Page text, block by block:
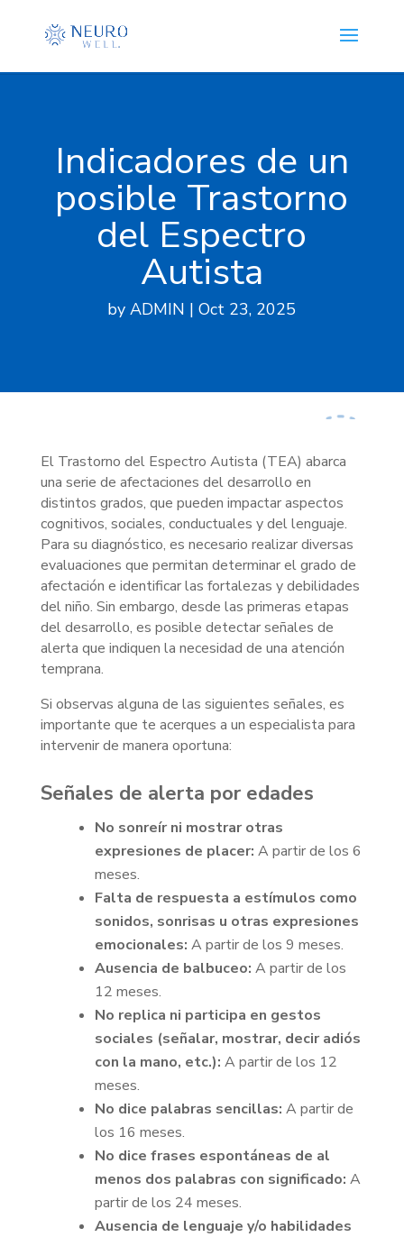
Indicadores de un
posible Trastorno
del Espectro
Autista
byADMIN |Oct 23, 2025
El Trastorno del Espectro Autista (TEA) abarca
una serie de afectaciones del desarrollo en
distintos grados, que pueden impactar aspectos
cognitivos, sociales, conductuales y del lenguaje.
Para su diagnóstico, es necesario realizar diversas
evaluaciones que permitan determinar el grado de
afectación e identificar las fortalezas y debilidades
del niño. Sin embargo, desde las primeras etapas
del desarrollo, es posible detectar señales de
alerta que indiquen la necesidad de una atención
temprana.
Si observas alguna de las siguientes señales, es
importante que te acerques a un especialista para
intervenir de manera oportuna:
Señales de alerta por edades
No sonreír ni mostrar otras
expresiones de placer: A partir de los 6
meses.
Falta de respuesta a estímulos como
sonidos, sonrisas u otras expresiones
emocionales: A partir de los 9 meses.
Ausencia de balbuceo: A partir de los
12 meses.
No replica ni participa en gestos
sociales (señalar, mostrar, decir adiós
con la mano, etc.): A partir de los 12
meses.
No dice palabras sencillas: A partir de
los 16 meses.
No dice frases espontáneas de al
menos dos palabras con significado: A
partir de los 24 meses.
Ausencia de lenguaje y/o habilidades